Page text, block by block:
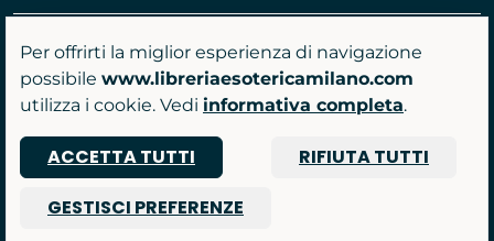
Vieni a trovarci
P.IVA 07481590961
© 2026 Libreria Gruppo Anima srl
Per offrirti la miglior esperienza di navigazione
possibile www.libreriaesotericamilano.com
utilizza i cookie. Vedi informativa completa.
ACCETTA TUTTI
RIFIUTA TUTTI
GESTISCI PREFERENZE